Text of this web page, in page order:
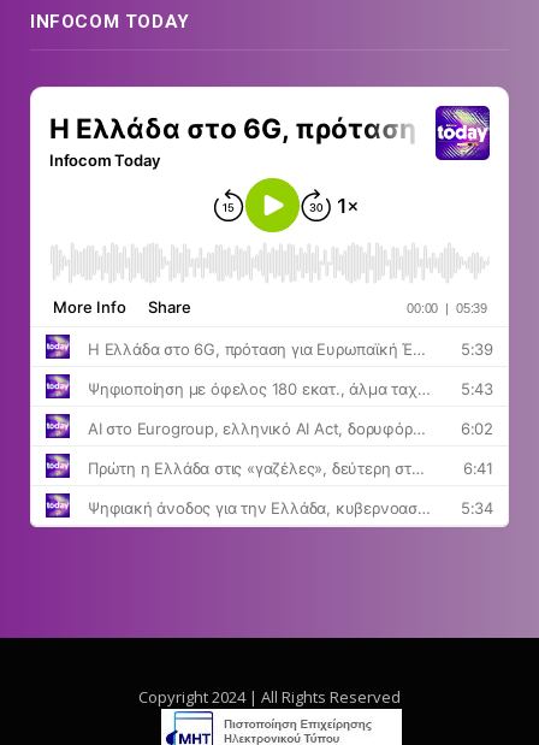
INFOCOM TODAY
Copyright 2024 | All Rights Reserved